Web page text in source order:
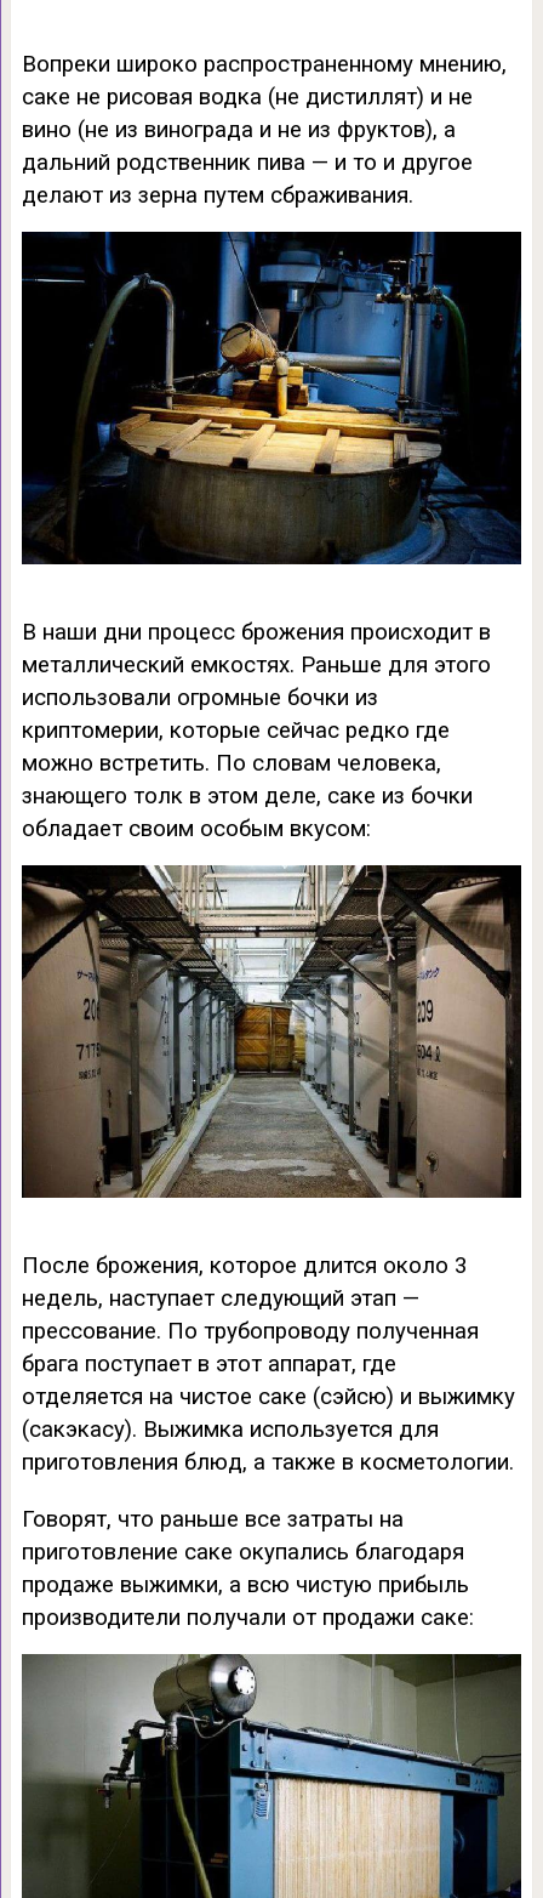
Вопреки широко распространенному мнению,
саке не рисовая водка (не дистиллят) и не
вино (не из винограда и не из фруктов), а
дальний родственник пива — и то и другое
делают из зерна путем сбраживания.
В наши дни процесс брожения происходит в
металлический емкостях. Раньше для этого
использовали огромные бочки из
криптомерии, которые сейчас редко где
можно встретить. По словам человека,
знающего толк в этом деле, саке из бочки
обладает своим особым вкусом:
После брожения, которое длится около 3
недель, наступает следующий этап —
прессование. По трубопроводу полученная
брага поступает в этот аппарат, где
отделяется на чистое саке (сэйсю) и выжимку
(сакэкасу). Выжимка используется для
приготовления блюд, а также в косметологии.
Говорят, что раньше все затраты на
приготовление саке окупались благодаря
продаже выжимки, а всю чистую прибыль
производители получали от продажи саке: